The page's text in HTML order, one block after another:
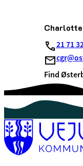
Charlotte
21 71
Find